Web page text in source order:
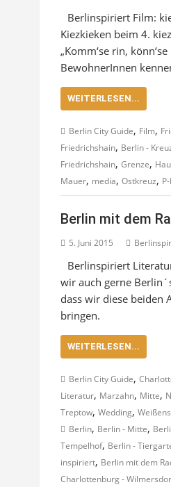
Berlinspiriert Film:
Kiezkieken beim 4.
„Komm‘se rin,
BewohnerInnen
WEITERLESEN...
Berlin City Guide, Film,
Friedrichshain, Berlin -
Friedrichshain, Grenze,
Mauer, media, Ostkreuz,
Berlin mit dem
5. Juni 2015
Berlinspiriert
wir auch gerne
dass wir diese beiden
bringen.
WEITERLESEN...
Berlin City Guide,
Literatur, Marzahn, Mitte,
Treptow, Wedding,
Berlin, Berlin - Mitte,
Tempelhof, Berlin -
inspiriert, Berlin mit dem
Charlottenburg -